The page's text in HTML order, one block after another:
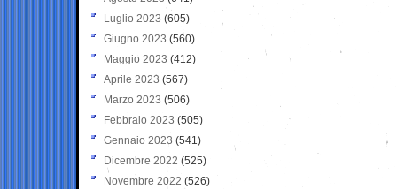
Luglio 2023 (605)
Giugno 2023 (560)
Maggio 2023 (412)
Aprile 2023 (567)
Marzo 2023 (506)
Febbraio 2023 (505)
Gennaio 2023 (541)
Dicembre 2022 (525)
Novembre 2022 (526)